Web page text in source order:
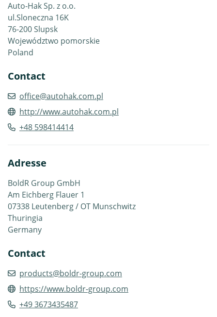
Auto-Hak Sp. z o.o.
ul.Sloneczna 16K
76-200 Slupsk
Województwo pomorskie
Poland
Contact
office@autohak.com.pl
http://www.autohak.com.pl
+48 598414414
Adresse
BoldR Group GmbH
Am Eichberg Flauer 1
07338 Leutenberg / OT Munschwitz
Thuringia
Germany
Contact
products@boldr-group.com
https://www.boldr-group.com
+49 3673435487